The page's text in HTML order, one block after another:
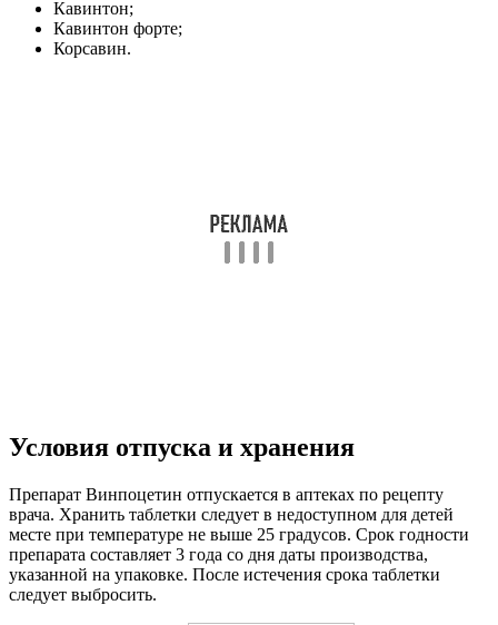
Кавинтон;
Кавинтон форте;
Корсавин.
Условия отпуска и хранения
Препарат Винпоцетин отпускается в аптеках по рецепту
врача. Хранить таблетки следует в недоступном для детей
месте при температуре не выше 25 градусов. Срок годности
препарата составляет 3 года со дня даты производства,
указанной на упаковке. После истечения срока таблетки
следует выбросить.